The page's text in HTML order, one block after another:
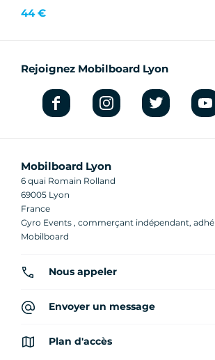
44 €
Rejoignez Mobilboard Lyon
Mobilboard Lyon
6 quai Romain Rolland
69005 Lyon
France
Gyro Events , commerçant indépendant,
Mobilboard
Nous appeler
Envoyer un message
Plan d'accès